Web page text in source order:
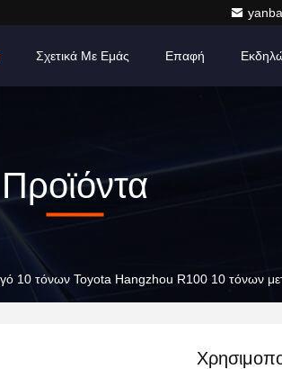
Σχετικά Με Εμάς Επαφή
Προϊόντα
10 τόνων Toyota Hangzhou R100 10 τόνων